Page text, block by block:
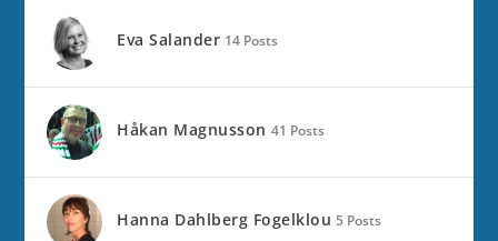
Eva Salander 14 Posts
Håkan Magnusson 41 Posts
Hanna Dahlberg Fogelklou 5 Posts